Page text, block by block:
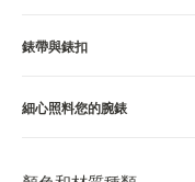
瀏覽所有精彩活動
錶帶與錶扣
細心照料您的腕錶